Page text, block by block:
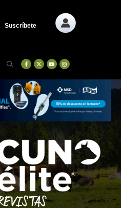
Suscríbete